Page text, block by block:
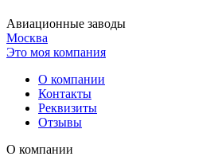
Авиационные заводы
Москва
Это моя компания
О компании
Контакты
Реквизиты
Отзывы
О компании